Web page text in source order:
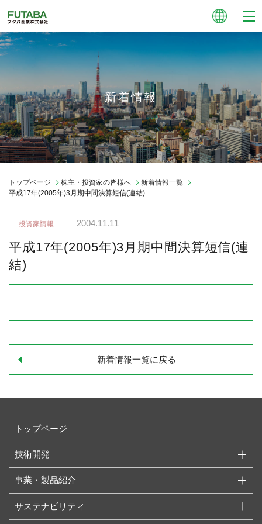
新着情報
トップページ 株主・投資家の皆様へ
新着情報一覧
平成17年(2005年)3月期中間決算短信(連結)
2004.11.11
平成17年(2005年)3月期中間決算短信(連
結)
新着情報一覧に戻る
トップページ
技術開発
事業・製品紹介
サステナビリティ